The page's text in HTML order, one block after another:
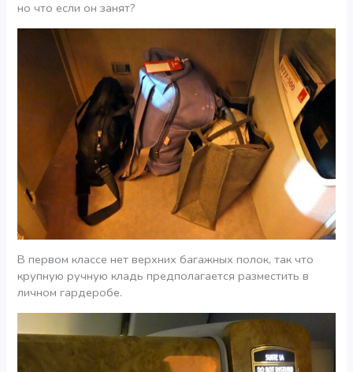
но что если он занят?
В первом классе нет верхних багажных полок, так что
крупную ручную кладь предполагается разместить в
личном гардеробе.